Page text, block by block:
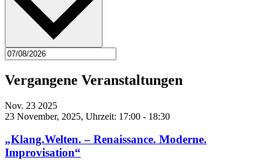
Vergangene Veranstaltungen
Nov. 23 2025
23 November, 2025, Uhrzeit: 17:00 - 18:30
„Klang.Welten. – Renaissance. Moderne.
Improvisation“